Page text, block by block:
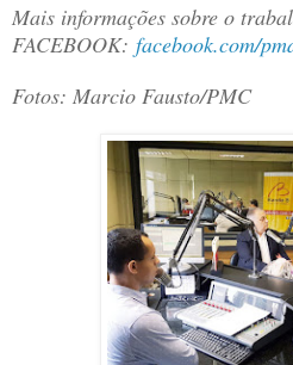
Mais informações sobre o
FACEBOOK: facebook.com/
Fotos: Marcio Fausto/PMC